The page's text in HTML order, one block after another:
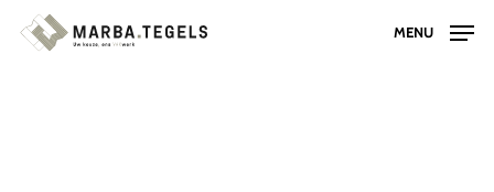
Skip
MENU